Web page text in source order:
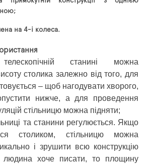
​​на 4-і колеса.
станині можна
столика залежно від того, для
– щоб нагодувати хворого,
нижче, а для проведення
стільницю можна підняти;
та станини регулюється. Якщо
столиком, стільницю можна
і зрушити всю конструкцію
хоче писати, то площину